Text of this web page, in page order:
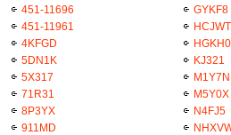
451-11696
451-11961
4KFGD
5DN1K
5X317
71R31
8P3YX
911MD
GYKF8
HCJWT
HGKH0
KJ321
M1Y7N
M5Y0X
N4FJ5